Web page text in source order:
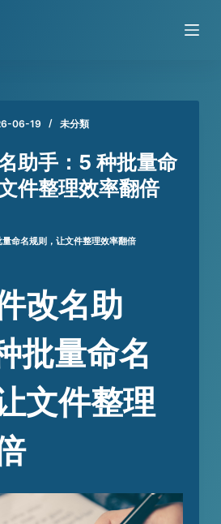
06-19 未分類
助手：5 种批量命
件整理效率翻倍
命名规则，让文件整理效率翻倍
改名助
批量命名
文件整理